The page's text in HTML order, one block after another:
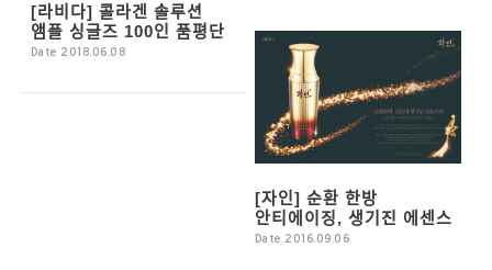
[라비다] 콜라겐 솔루션
앰플 싱글즈 100인 품평단
Date 2018.06.08
[자인] 순환 한방
안티에이징, 생기진 에센스
Date 2016.09.06